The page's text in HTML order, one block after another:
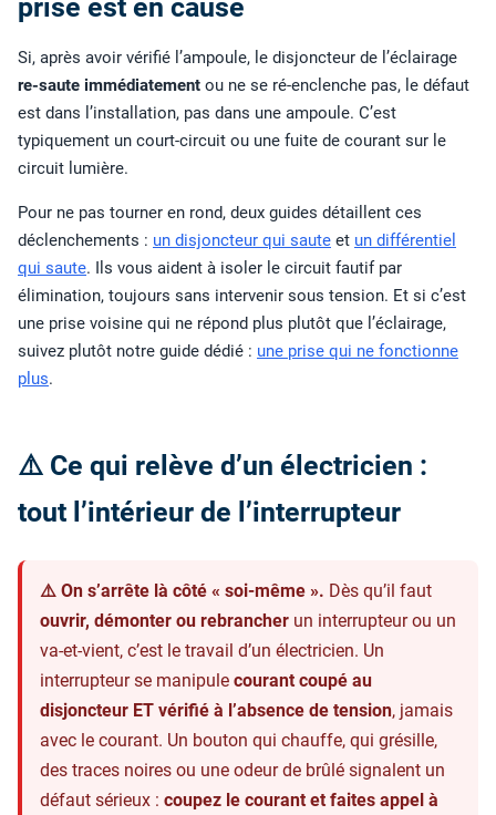
prise est en cause
Si, après avoir vérifié l’ampoule, le disjoncteur de l’éclairage
re-saute immédiatement ou ne se ré-enclenche pas, le défaut
est dans l’installation, pas dans une ampoule. C’est
typiquement un court-circuit ou une fuite de courant sur le
circuit lumière.
Pour ne pas tourner en rond, deux guides détaillent ces
déclenchements : un disjoncteur qui saute et un différentiel
qui saute. Ils vous aident à isoler le circuit fautif par
élimination, toujours sans intervenir sous tension. Et si c’est
une prise voisine qui ne répond plus plutôt que l’éclairage,
suivez plutôt notre guide dédié : une prise qui ne fonctionne
plus.
⚠️ Ce qui relève d’un électricien :
tout l’intérieur de l’interrupteur
⚠️ On s’arrête là côté « soi-même ». Dès qu’il faut
ouvrir, démonter ou rebrancher un interrupteur ou un
va-et-vient, c’est le travail d’un électricien. Un
interrupteur se manipule courant coupé au
disjoncteur ET vérifié à l’absence de tension, jamais
avec le courant. Un bouton qui chauffe, qui grésille,
des traces noires ou une odeur de brûlé signalent un
défaut sérieux : coupez le courant et faites appel à